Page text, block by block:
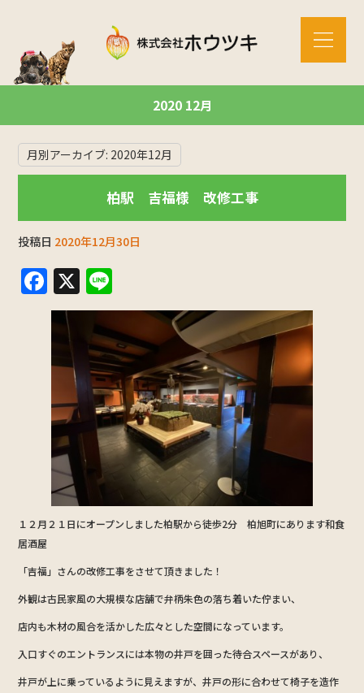
2020 12月
月別アーカイブ: 2020年12月
柏駅 吉福様 改修工事
投稿日 2020年12月30日
F
a
c
e
o
o
k
X
n
e
１２月２１日にオープンしました柏駅から徒歩2分 柏旭町にあります和食
居酒屋
「吉福」さんの改修工事をさせて頂きました！
外観は古民家風の大規模な店舗で弁柄朱色の落ち着いた佇まい、
店内も木材の風合を活かした広々とした空間になっています。
入口すぐのエントランスには本物の井戸を囲った待合スペースがあり、
井戸が上に乗っているように見えますが、井戸の形に合わせて椅子を造作